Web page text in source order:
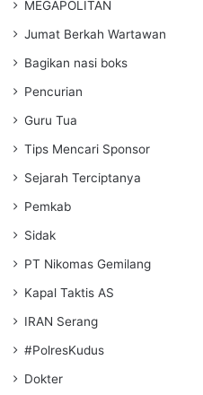
MEGAPOLITAN
Jumat Berkah Wartawan
Bagikan nasi boks
Pencurian
Guru Tua
Tips Mencari Sponsor
Sejarah Terciptanya
Pemkab
Sidak
PT Nikomas Gemilang
Kapal Taktis AS
IRAN Serang
#PolresKudus
Dokter